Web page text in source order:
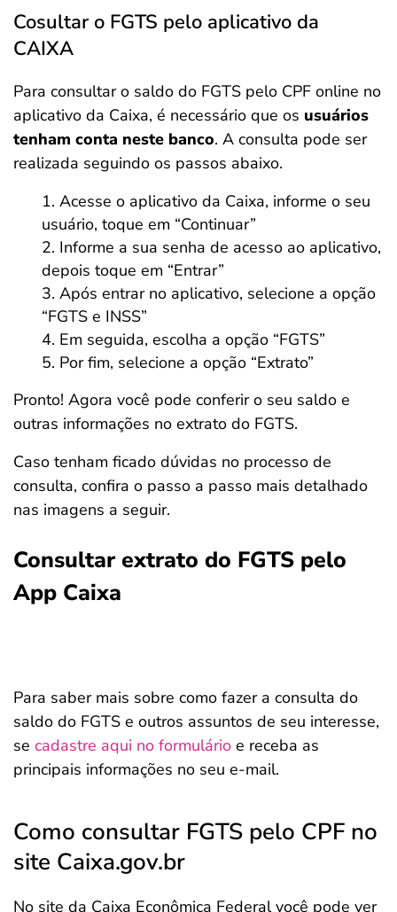
Cosultar o FGTS pelo aplicativo da
CAIXA
Para consultar o saldo do FGTS pelo CPF online no
aplicativo da Caixa, é necessário que os usuários
tenham conta neste banco. A consulta pode ser
realizada seguindo os passos abaixo.
Acesse o aplicativo da Caixa, informe o seu
usuário, toque em “Continuar”
Informe a sua senha de acesso ao aplicativo,
depois toque em “Entrar”
Após entrar no aplicativo, selecione a opção
“FGTS e INSS”
Em seguida, escolha a opção “FGTS”
Por fim, selecione a opção “Extrato”
Pronto! Agora você pode conferir o seu saldo e
outras informações no extrato do FGTS.
Caso tenham ficado dúvidas no processo de
consulta, confira o passo a passo mais detalhado
nas imagens a seguir.
Consultar extrato do FGTS pelo
App Caixa
Para saber mais sobre como fazer a consulta do
saldo do FGTS e outros assuntos de seu interesse,
se cadastre aqui no formulário e receba as
principais informações no seu e-mail.
Como consultar FGTS pelo CPF no
site Caixa.gov.br
No site da Caixa Econômica Federal você pode ver